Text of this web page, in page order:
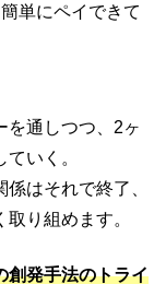
単にペイできて
を通しつつ、2ヶ
いく。
はそれで終了、
り組めます。
創発手法のトライ